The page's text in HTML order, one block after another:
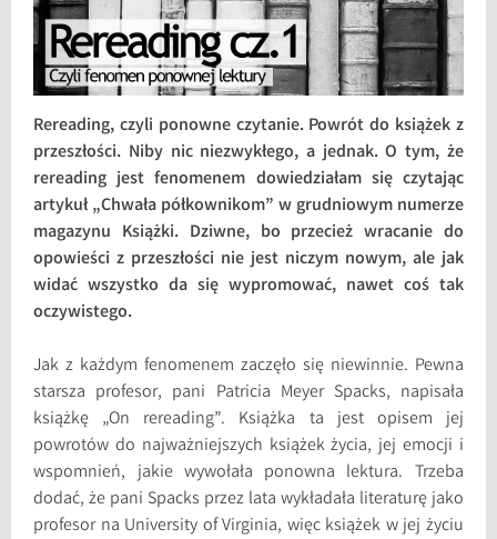
Rereading, czyli ponowne czytanie. Powrót do książek z
przeszłości. Niby nic niezwykłego, a jednak. O tym, że
rereading jest fenomenem dowiedziałam się czytając
artykuł „Chwała półkownikom” w grudniowym numerze
magazynu Książki. Dziwne, bo przecież wracanie do
opowieści z przeszłości nie jest niczym nowym, ale jak
widać wszystko da się wypromować, nawet coś tak
oczywistego.
Jak z każdym fenomenem zaczęło się niewinnie. Pewna
starsza profesor, pani Patricia Meyer Spacks, napisała
książkę „On rereading”. Książka ta jest opisem jej
powrotów do najważniejszych książek życia, jej emocji i
wspomnień, jakie wywołała ponowna lektura. Trzeba
dodać, że pani Spacks przez lata wykładała literaturę jako
profesor na University of Virginia, więc książek w jej życiu